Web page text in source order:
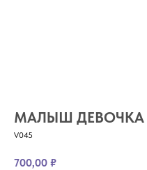
МАЛЫШ ДЕВОЧКА
V045
700,00 ₽